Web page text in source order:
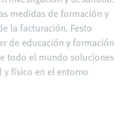
medidas de formación y
la facturación. Festo
de educación y formación
todo el mundo soluciones
físico en el entorno